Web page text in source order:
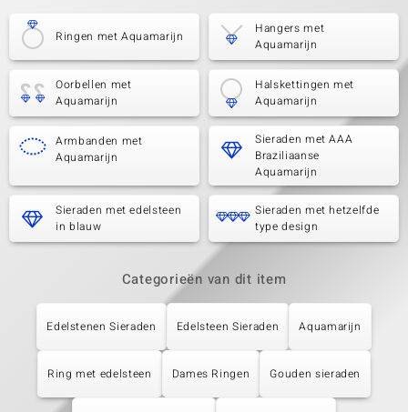
Ringen met Aquamarijn
Hangers met
Aquamarijn
Oorbellen met
Aquamarijn
Halskettingen met
Aquamarijn
Armbanden met
Aquamarijn
Sieraden met AAA
Braziliaanse
Aquamarijn
Sieraden met edelsteen
in blauw
Sieraden met hetzelfde
type design
Categorieën van dit item
Edelstenen Sieraden Edelsteen Sieraden Aquamarijn
Ring met edelsteen Dames Ringen Gouden sieraden